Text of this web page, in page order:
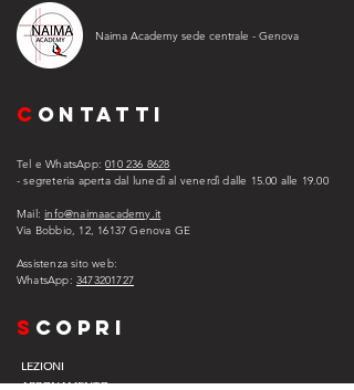
Naima Academy sede centrale - Genova
C ONTATTI
Tel e WhatsApp:010 236 8628
- segreteria aperta dal lunedì al venerdì dalle 15.00 alle 19.00
Mail:info@naimaacademy.it
Via Bobbio, 12, 16137 Genova GE
Assistenza sito web:
WhatsApp:3473201727
s copri
LEZIONI
ABBONAMENTO